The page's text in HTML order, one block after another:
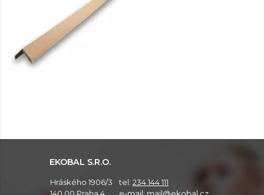
EKOBAL S.R.O.
Hráského 1906/3
tel: 234 144 111